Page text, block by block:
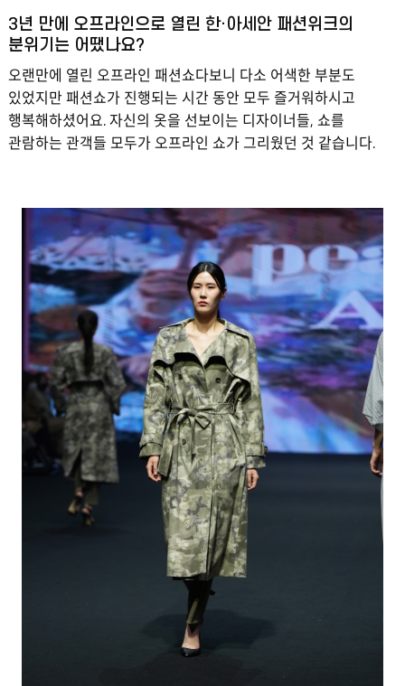
3년 만에 오프라인으로 열린 한·아세안 패션위크의
분위기는 어땠나요?
오랜만에 열린 오프라인 패션쇼다보니 다소 어색한 부분도
있었지만 패션쇼가 진행되는 시간 동안 모두 즐거워하시고
행복해하셨어요. 자신의 옷을 선보이는 디자이너들, 쇼를
관람하는 관객들 모두가 오프라인 쇼가 그리웠던 것 같습니다.